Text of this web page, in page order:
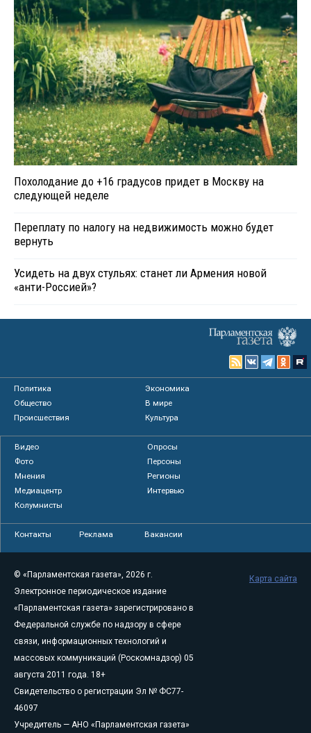
Похолодание до +16 градусов придет в Москву на
следующей неделе
Переплату по налогу на недвижимость можно будет
вернуть
Усидеть на двух стульях: станет ли Армения новой
«анти-Россией»?
Политика
Экономика
Общество
В мире
Происшествия
Культура
Видео
Опросы
Фото
Персоны
Мнения
Регионы
Медиацентр
Интервью
Колумнисты
Контакты Реклама Вакансии
© «Парламентская газета», 2026 г.
Электронное периодическое издание
«Парламентская газета» зарегистрировано в
Федеральной службе по надзору в сфере
связи, информационных технологий и
массовых коммуникаций (Роскомнадзор) 05
августа 2011 года. 18+
Свидетельство о регистрации Эл № ФС77-
46097
Учредитель — АНО «Парламентская газета»
Карта сайта